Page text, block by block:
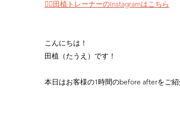
👉🏻田植トレーナーのInstagramはこちら
こんにちは！
田植（たうえ）です！
本日はお客様の1時間のbefore afterをご紹